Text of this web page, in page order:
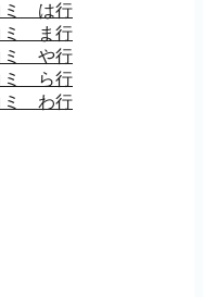
ミ は行
ミ ま行
ミ や行
ミ ら行
ミ わ行